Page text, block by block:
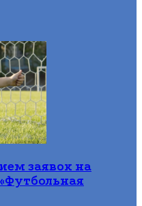
заявок на